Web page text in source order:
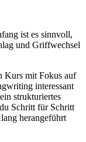
ist es sinnvoll,
und Griffwechsel
Kurs mit Fokus auf
interessant
strukturiertes
Schritt für Schritt
herangeführt